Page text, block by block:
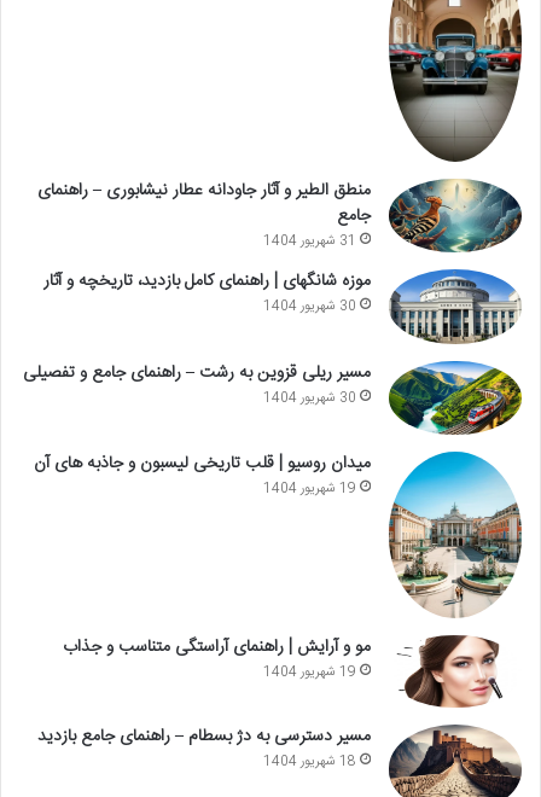
منطق الطیر و آثار جاودانه عطار نیشابوری – راهنمای
جامع
31 شهریور 1404
موزه شانگهای | راهنمای کامل بازدید، تاریخچه و آثار
30 شهریور 1404
مسیر ریلی قزوین به رشت – راهنمای جامع و تفصیلی
30 شهریور 1404
میدان روسیو | قلب تاریخی لیسبون و جاذبه های آن
19 شهریور 1404
مو و آرایش | راهنمای آراستگی متناسب و جذاب
19 شهریور 1404
مسیر دسترسی به دژ بسطام – راهنمای جامع بازدید
18 شهریور 1404